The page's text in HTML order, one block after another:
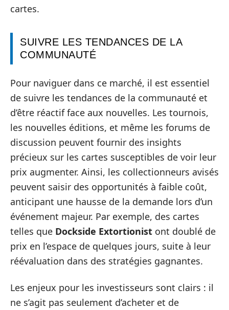
cartes.
SUIVRE LES TENDANCES DE LA
COMMUNAUTÉ
Pour naviguer dans ce marché, il est essentiel
de suivre les tendances de la communauté et
d’être réactif face aux nouvelles. Les tournois,
les nouvelles éditions, et même les forums de
discussion peuvent fournir des insights
précieux sur les cartes susceptibles de voir leur
prix augmenter. Ainsi, les collectionneurs avisés
peuvent saisir des opportunités à faible coût,
anticipant une hausse de la demande lors d’un
événement majeur. Par exemple, des cartes
telles que Dockside Extortionist ont doublé de
prix en l’espace de quelques jours, suite à leur
réévaluation dans des stratégies gagnantes.
Les enjeux pour les investisseurs sont clairs : il
ne s’agit pas seulement d’acheter et de